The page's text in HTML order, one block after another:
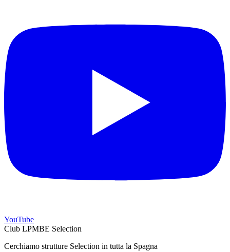
YouTube
Club LPMBE Selection
Cerchiamo strutture Selection in tutta la Spagna